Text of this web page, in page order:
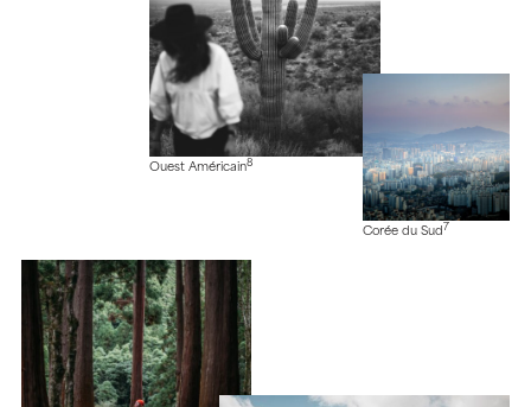
Ouest Américain8
Corée du Sud 7